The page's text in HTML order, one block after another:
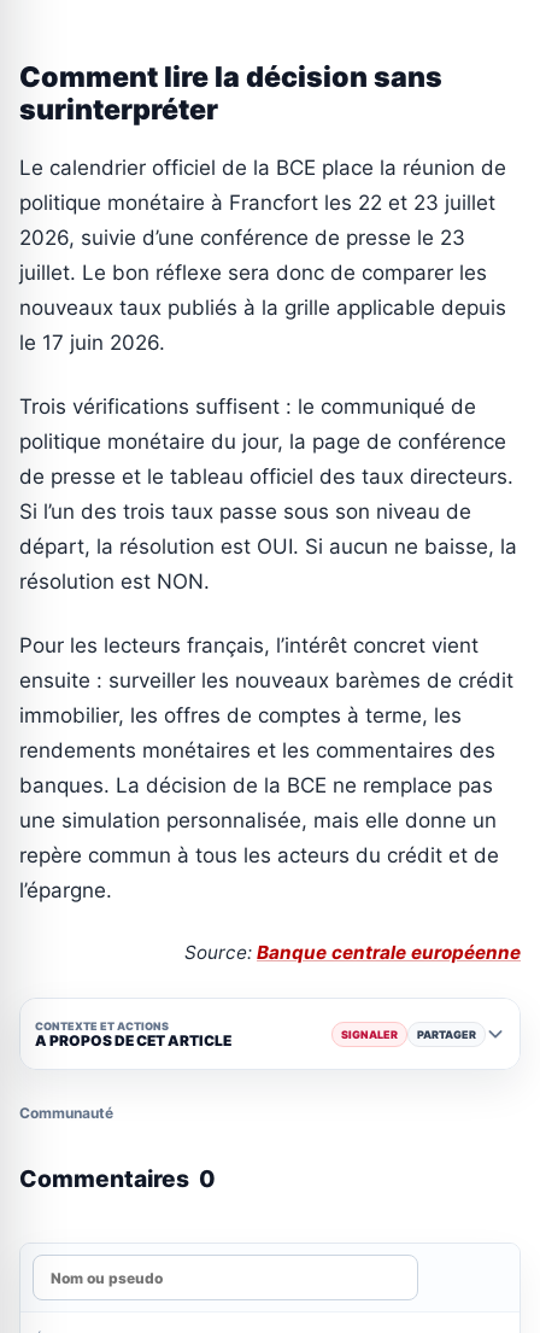
Comment lire la décision sans
surinterpréter
Le calendrier officiel de la BCE place la réunion de
politique monétaire à Francfort les 22 et 23 juillet
2026, suivie d’une conférence de presse le 23
juillet. Le bon réflexe sera donc de comparer les
nouveaux taux publiés à la grille applicable depuis
le 17 juin 2026.
Trois vérifications suffisent : le communiqué de
politique monétaire du jour, la page de conférence
de presse et le tableau officiel des taux directeurs.
Si l’un des trois taux passe sous son niveau de
départ, la résolution est OUI. Si aucun ne baisse, la
résolution est NON.
Pour les lecteurs français, l’intérêt concret vient
ensuite : surveiller les nouveaux barèmes de crédit
immobilier, les offres de comptes à terme, les
rendements monétaires et les commentaires des
banques. La décision de la BCE ne remplace pas
une simulation personnalisée, mais elle donne un
repère commun à tous les acteurs du crédit et de
l’épargne.
Source: Banque centrale européenne
CONTEXTE ET ACTIONS
A PROPOS DE CET ARTICLE SIGNALER PARTAGER
Communauté
Commentaires 0